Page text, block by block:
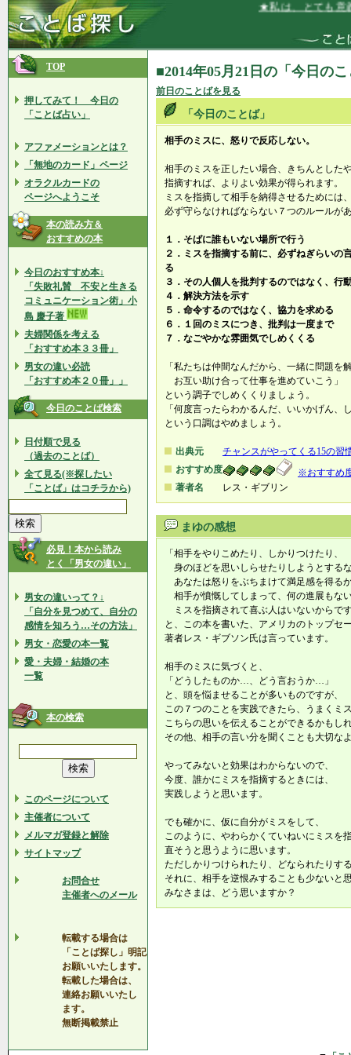
★私は、とても意義
TOP
押してみて！ 今日の
「ことば占い」
アファメーションとは？
「無地のカード」ページ
オラクルカードの
ページへようこそ
本の読み方＆
おすすめの本
今日のおすすめ本↓
「失敗礼賛 不安と生きる
コミュニケーション術」小
島 慶子著
夫婦関係を考える
「おすすめ本３３冊」
男女の違い必読
「おすすめ本２０冊」」
今日のことば検索
日付順で見る
（過去のことば）
全て見る(※探したい
「ことば」はコチラから)
必見！本から読み
とく「男女の違い」
男女の違いって？↓
「自分を見つめて、自分の
感情を知ろう…その方法」
男女・恋愛の本一覧
愛・夫婦・結婚の本
一覧
本の検索
このページについて
主催者について
メルマガ登録と解除
サイトマップ
お問合せ
主催者へのメール
転載する場合は
「ことば探し」明記
お願いいたします。
転載した場合は、
連絡お願いいたし
ます。
無断掲載禁止
■2014年05月21日の「今日の
前日のことばを見る
「今日のことば」
相手のミスに、怒りで反応しない。
相手のミスを正したい場合、きちんとした
指摘すれば、よりよい効果が得られます。
ミスを指摘して相手を納得させるためには
必ず守らなければならない７つのルールが
１．そばに誰もいない場所で行う
２．ミスを指摘する前に、必ずねぎらいの
る
３．その人個人を批判するのではなく、行
４．解決方法を示す
５．命令するのではなく、協力を求める
６．１回のミスにつき、批判は一度まで
７．なごやかな雰囲気でしめくくる
「私たちは仲間なんだから、一緒に問題を
お互い助け合って仕事を進めていこう」
という調子でしめくくりましょう。
「何度言ったらわかるんだ、いいかげん、
という口調はやめましょう。
出典元
チャンスがやってくる15の習
おすすめ度
※おすすめ
著者名
レス・ギブリン
まゆの感想
「相手をやりこめたり、しかりつけたり、
身のほどを思いしらせたりしようとする
あなたは怒りをぶちまけて満足感を得る
相手が憤慨してしまって、何の進展もな
ミスを指摘されて喜ぶ人はいないからで
と、この本を書いた、アメリカのトップセ
著者レス・ギブソン氏は言っています。
相手のミスに気づくと、
「どうしたものか…、どう言おうか…」
と、頭を悩ませることが多いものですが、
この７つのことを実践できたら、うまくミ
こちらの思いを伝えることができるかもし
その他、相手の言い分を聞くことも大切な
やってみないと効果はわからないので、
今度、誰かにミスを指摘するときには、
実践しようと思います。
でも確かに、仮に自分がミスをして、
このように、やわらかくていねいにミスを
直そうと思うように思います。
ただしかりつけられたり、どなられたりす
それに、相手を逆恨みすることも少ないと
みなさまは、どう思いますか？